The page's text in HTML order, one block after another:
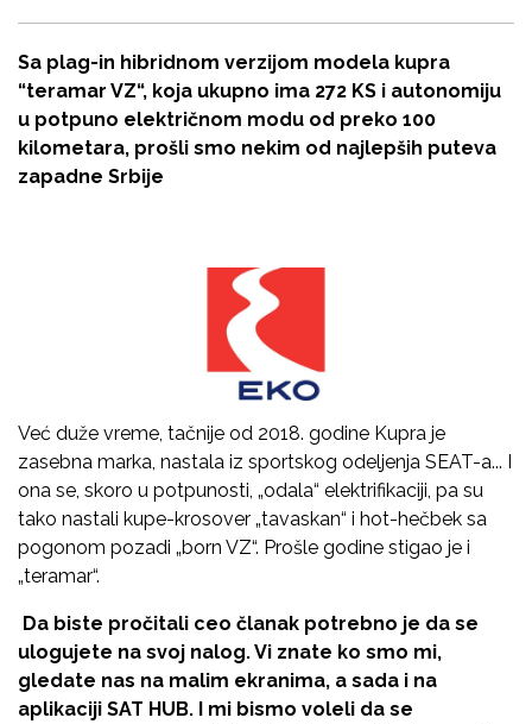
Sa plag-in hibridnom verzijom modela kupra
“teramar VZ“, koja ukupno ima 272 KS i autonomiju
u potpuno električnom modu od preko 100
kilometara, prošli smo nekim od najlepših puteva
zapadne Srbije
Već duže vreme, tačnije od 2018. godine Kupra je
zasebna marka, nastala iz sportskog odeljenja SEAT-a... I
ona se, skoro u potpunosti, „odala“ elektrifikaciji, pa su
tako nastali kupe-krosover „tavaskan“ i hot-hečbek sa
pogonom pozadi „born VZ“. Prošle godine stigao je i
„teramar“.
Da biste pročitali ceo članak potrebno je da se
ulogujete na svoj nalog. Vi znate ko smo mi,
gledate nas na malim ekranima, a sada i na
aplikaciji SAT HUB. I mi bismo voleli da se